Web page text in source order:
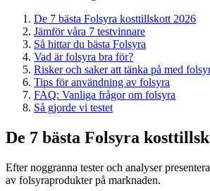
De 7 bästa Folsyra kosttillskott 2026
Jämför våra 7 testvinnare
Så hittar du bästa Folsyra
Vad är folsyra bra för?
Risker och saker att tänka på med
Tips för användning av folsyra
FAQ: Vanliga frågor om folsyra
Så gjorde vi testet
De 7 bästa Folsyra
Efter noggranna tester och analyser
av folsyraprodukter på marknaden.